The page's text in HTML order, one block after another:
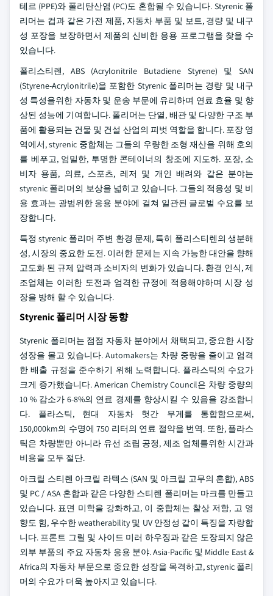
테르 (PPE)와 폴리탄산염 (PC)도 혼합될 수 있습니다. Styrenic 폴
리머는 컵과 같은 가전 제품, 자동차 부품 및 보트, 경량 및 내구
성 포장을 보장하면서 제품의 신비한 응용 프로그램을 찾을 수
있습니다.
폴리스티렌, ABS (Acrylonitrile Butadiene Styrene) 및 SAN
(Styrene-Acrylonitrile)을 포함한 Styrenic 폴리머는 경량 및 내구
성 특성을위한 자동차 및 운송 부문에 유리하며 연료 효율 및 향
상된 성능에 기여합니다. 폴리머는 단열, 배관 및 다양한 구조 부
품에 활용되는 건물 및 건설 산업의 피벗 역할을 합니다. 포장 영
역에서, styrenic 중합체는 그들의 우량한 조형 재산을 위해 호의
를 베푸고, 엄밀한, 투명한 콘테이너의 창조에 지도하. 포장, 소
비자 용품, 의료, 스포츠, 레저 및 개인 배려와 같은 분야는
styrenic 폴리머의 보상을 넓히고 있습니다. 그들의 적응성 및 비
용 효과는 광범위한 응용 분야에 걸쳐 일관된 글로벌 수요를 보
장합니다.
특정 styrenic 폴리머 주변 환경 문제, 특히 폴리스티렌의 생분해
성, 시장의 중요한 도전. 이러한 문제는 지속 가능한 대안을 향해
고도화 된 규제 압력과 소비자의 변화가 있습니다. 환경 인식, 제
조업체는 이러한 도전과 엄격한 규정에 적응해야하며 시장 성
장을 방해 할 수 있습니다.
Styrenic 폴리머 시장 동향
Styrenic 폴리머는 점점 자동차 분야에서 채택되고, 중요한 시장
성장을 몰고 있습니다. Automakers는 차량 중량을 줄이고 엄격
한 배출 규정을 준수하기 위해 노력합니다. 플라스틱의 수요가
크게 증가했습니다. American Chemistry Council은 차량 중량의
10 % 감소가 6-8%의 연료 경제를 향상시킬 수 있음을 강조합니
다. 플라스틱, 현대 자동차 헛간 무게를 통합함으로써,
150,000km의 수명에 750 리터의 연료 절약을 번역. 또한, 플라스
틱은 차량뿐만 아니라 유선 조립 공정, 제조 업체를위한 시간과
비용을 모두 절단.
아크릴 스티렌 아크릴 라텍스 (SAN 및 아크릴 고무의 혼합), ABS
및 PC / ASA 혼합과 같은 다양한 스티렌 폴리머는 마크를 만들고
있습니다. 표면 미학을 강화하고, 이 중합체는 찰상 저항, 고 영
향도 힘, 우수한 weatherability 및 UV 안정성 같이 특징을 자랑합
니다. 프론트 그릴 및 사이드 미러 하우징과 같은 도장되지 않은
외부 부품의 주요 자동차 응용 분야. Asia-Pacific 및 Middle East &
Africa의 자동차 부문으로 중요한 성장을 목격하고, styrenic 폴리
머의 수요가 더욱 높아지고 있습니다.